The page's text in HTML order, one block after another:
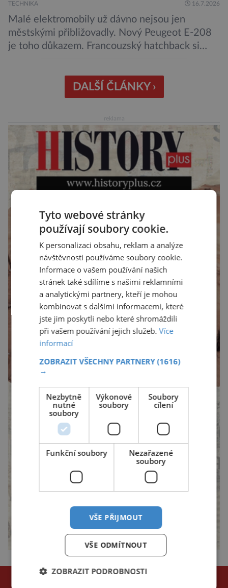
TECHNIKA 16.7.2026
Malé elektromobily už dávno nejsou jen
městskými přibližovadly. Nový Peugeot E-208
je toho důkazem. Francouzský hatchback si
ukazuje, že i kompaktní elektromobil může být
autem, se kterým bez obav vyrazíte za hranice
černého už […]
DALŠÍ ČLÁNKY ›
NEJČTENĚJŠÍ ČLÁNKY
Tyto webové stránky
používají soubory cookie.
K personalizaci obsahu, reklam a analýze
návštěvnosti používáme soubory cookie.
Informace o vašem používání našich
stránek také sdílíme s našimi reklamními
a analytickými partnery, kteří je mohou
kombinovat s dalšími informacemi, které
jste jim poskytli nebo které shromáždili
při vašem používání jejich služeb.Více
informací
ZOBRAZIT VŠECHNY PARTNERY(1616)
→
Nezbytně
nutné
soubory
Výkonové
soubory
Soubory
cílení
Funkční soubory
Nezařazené
soubory
VŠE PŘIJMOUT
VŠE ODMÍTNOUT
ZOBRAZIT PODROBNOSTI